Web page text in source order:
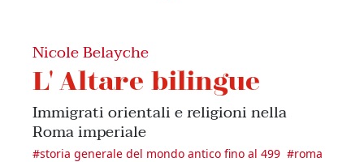
Nicole Belayche
L' Altare bilingue
Immigrati orientali e religioni nella
Roma imperiale
#storia generale del mondo antico fino al 499 #roma